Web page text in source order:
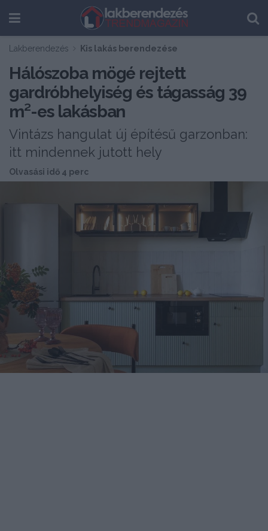
Lakberendezés Kis lakás berendezése
Hálószoba mögé rejtett
gardróbhelyiség és tágasság 39
m²-es lakásban
Vintázs hangulat új építésű garzonban:
itt mindennek jutott hely
Olvasási idő 4 perc